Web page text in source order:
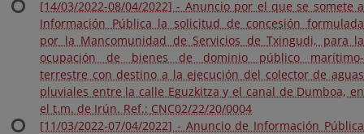
[14/03/2022-08/04/2022] - Anuncio por el que se somete a
Información Pública la solicitud de concesión formulada
por la Mancomunidad de Servicios de Txingudi, para la
ocupación de bienes de dominio público marítimo-
terrestre con destino a la ejecución del colector de aguas
pluviales entre la calle Eguzkitza y el canal de Dumboa, en
el t.m. de Irún. Ref.: CNC02/22/20/0004
[11/03/2022-07/04/2022] - Anuncio de Información Pública